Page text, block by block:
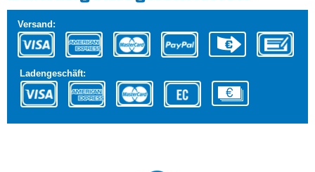
Versand:
Ladengeschäft: